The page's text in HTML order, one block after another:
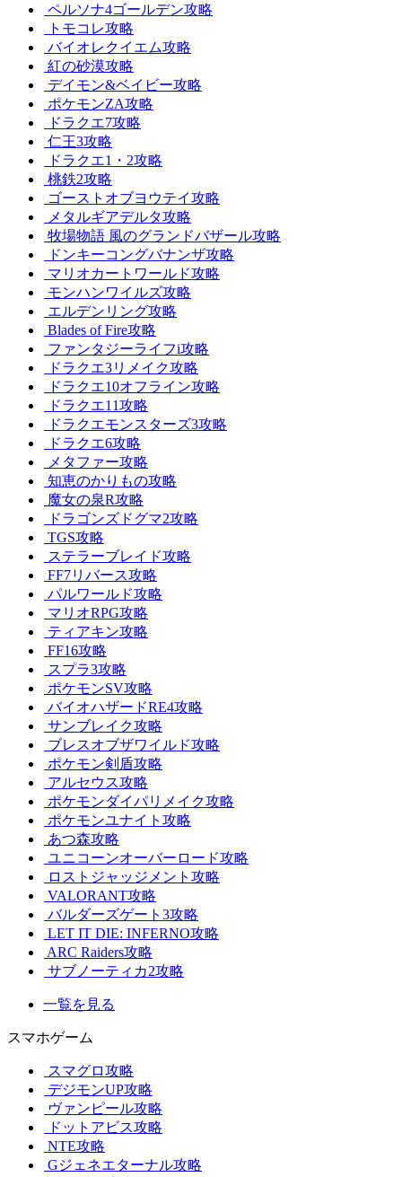
ペルソナ4ゴールデン攻略
トモコレ攻略
バイオレクイエム攻略
紅の砂漠攻略
デイモン&ベイビー攻略
ポケモンZA攻略
ドラクエ7攻略
仁王3攻略
ドラクエ1・2攻略
桃鉄2攻略
ゴーストオブヨウテイ攻略
メタルギアデルタ攻略
牧場物語 風のグランドバザール攻略
ドンキーコングバナンザ攻略
マリオカートワールド攻略
モンハンワイルズ攻略
エルデンリング攻略
Blades of Fire攻略
ファンタジーライフi攻略
ドラクエ3リメイク攻略
ドラクエ10オフライン攻略
ドラクエ11攻略
ドラクエモンスターズ3攻略
ドラクエ6攻略
メタファー攻略
知恵のかりもの攻略
魔女の泉R攻略
ドラゴンズドグマ2攻略
TGS攻略
ステラーブレイド攻略
FF7リバース攻略
パルワールド攻略
マリオRPG攻略
ティアキン攻略
FF16攻略
スプラ3攻略
ポケモンSV攻略
バイオハザードRE4攻略
サンブレイク攻略
ブレスオブザワイルド攻略
ポケモン剣盾攻略
アルセウス攻略
ポケモンダイパリメイク攻略
ポケモンユナイト攻略
あつ森攻略
ユニコーンオーバーロード攻略
ロストジャッジメント攻略
VALORANT攻略
バルダーズゲート3攻略
LET IT DIE: INFERNO攻略
ARC Raiders攻略
サブノーティカ2攻略
一覧を見る
スマホゲーム
スマグロ攻略
デジモンUP攻略
ヴァンピール攻略
ドットアビス攻略
NTE攻略
Gジェネエターナル攻略